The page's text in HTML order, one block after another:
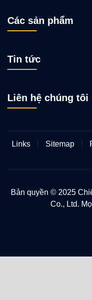
Các sản phẩm
Tin tức
Liên hệ chúng tôi
Links Sitemap
Bản quyền © 2025
Co., Ltd.